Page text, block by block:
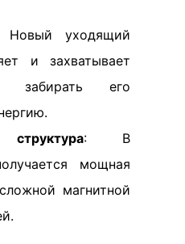
Новый уходящий
и захватывает
забирать его
структура: В
мощная
магнитной